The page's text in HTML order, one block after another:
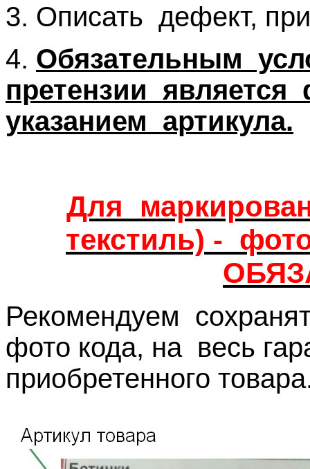
3. Описать дефект,
4. Обязательным
претензии является
указанием артикула.
Для
текстиль) -
Рекомендуем
фото кода, на весь
приобретенного